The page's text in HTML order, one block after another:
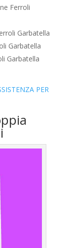
Ferroli
Garbatella
Garbatella
Garbatella
PER